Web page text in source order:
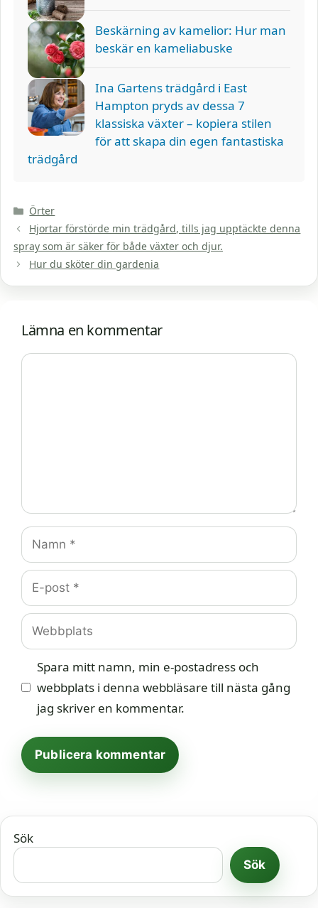
Beskärning av kamelior: Hur man
beskär en kameliabuske
Ina Gartens trädgård i East
Hampton pryds av dessa 7
klassiska växter – kopiera stilen
för att skapa din egen fantastiska
trädgård
Kategorier
Örter
Hjortar förstörde min trädgård, tills jag upptäckte denna
spray som är säker för både växter och djur.
Hur du sköter din gardenia
Lämna en kommentar
Kommentar
Namn
E-
post
Webbplats
Spara mitt namn, min e-postadress och
webbplats i denna webbläsare till nästa gång
jag skriver en kommentar.
Sök
Sök